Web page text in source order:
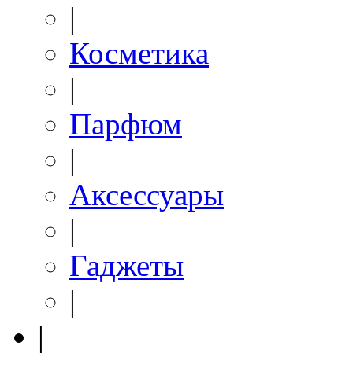
|
Косметика
|
Парфюм
|
Аксессуары
|
Гаджеты
|
|